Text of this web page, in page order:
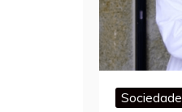
Sociedade